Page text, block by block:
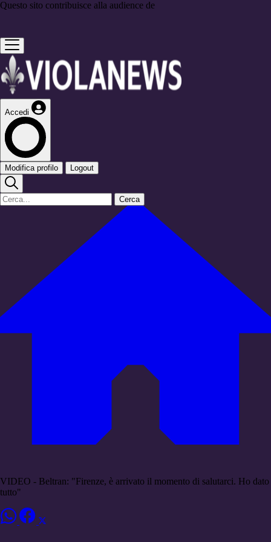
Questo sito contribuisce alla audience de
Accedi
Modifica profilo Logout
Cerca
VIDEO - Beltran: "Firenze, è arrivato il momento di salutarci. Ho dato
tutto"